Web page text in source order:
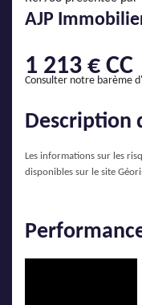
AJP Actualités
Service Qualité Clients
AJP
1 213 € CC
Consulter notre barème
Description
Les informations sur les
disponibles sur le site